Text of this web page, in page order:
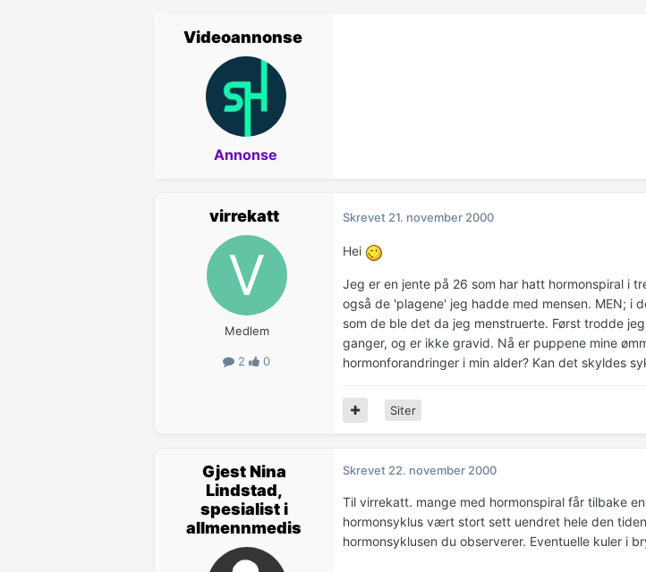
Videoannonse
Annonse
virrekatt
Medlem
2 0
Skrevet 21. november 2000
Hei
Jeg er en jente på 26 som har hatt hormonspiral i
også de 'plagene' jeg hadde med mensen. MEN; i
som de ble det da jeg menstruerte. Først trodde
ganger, og er ikke gravid. Nå er puppene mine
hormonforandringer i min alder? Kan det skyldes
Siter
Gjest Nina
Lindstad,
spesialist i
allmennmedis
Skrevet 22. november 2000
Til virrekatt. mange med hormonspiral får tilbake
hormonsyklus vært stort sett uendret hele den
hormonsyklusen du observerer. Eventuelle kuler i